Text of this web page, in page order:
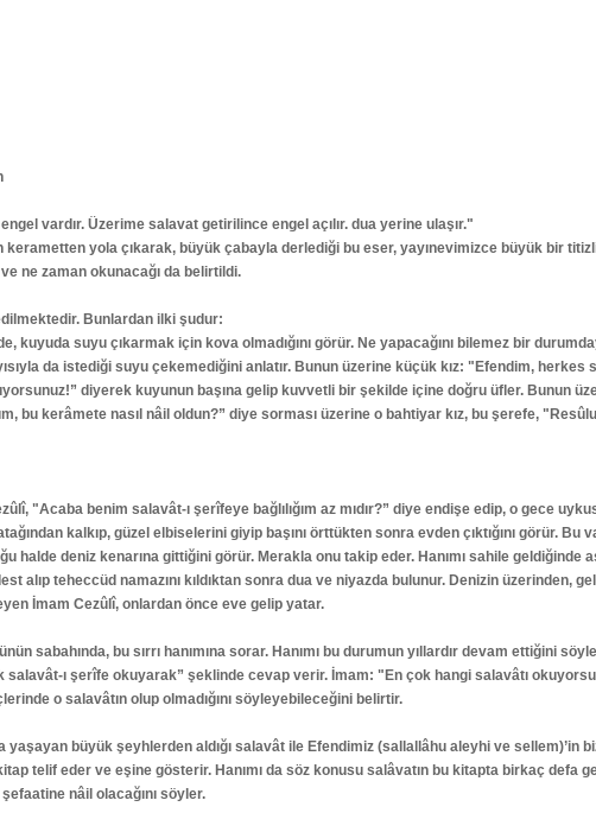
vardır. Üzerime salavat getirilince engel açılır. dua yerine ulaşır."
yola çıkarak, büyük çabayla derlediği bu eser, yayınevimizce büyük bir
ne zaman okunacağı da belirtildi.
Bunlardan ilki şudur:
kuyuda suyu çıkarmak için kova olmadığını görür. Ne yapacağını bilemez bir
da istediği suyu çekemediğini anlatır. Bunun üzerine küçük kız: "Efendim,
diyerek kuyunun başına gelip kuvvetli bir şekilde içine doğru üfler. Bunun
bu kerâmete nasıl nâil oldun?” diye sorması üzerine o bahtiyar kız, bu şerefe,
"Acaba benim salavât-ı şerîfeye bağlılığım az mıdır?” diye endişe edip, o gece
kalkıp, güzel elbiselerini giyip başını örttükten sonra evden çıktığını görür.
halde deniz kenarına gittiğini görür. Merakla onu takip eder. Hanımı sahile geldiğinde
alıp teheccüd namazını kıldıktan sonra dua ve niyazda bulunur. Denizin üzerinden,
İmam Cezûlî, onlardan önce eve gelip yatar.
sabahında, bu sırrı hanımına sorar. Hanımı bu durumun yıllardır devam ettiğini
salavât-ı şerîfe okuyarak” şeklinde cevap verir. İmam: "En çok hangi salavâtı
o salavâtın olup olmadığını söyleyebileceğini belirtir.
büyük şeyhlerden aldığı salavât ile Efendimiz (sallallâhu aleyhi ve sellem)’in
telif eder ve eşine gösterir. Hanımı da söz konusu salâvatın bu kitapta birkaç defa
nâil olacağını söyler.